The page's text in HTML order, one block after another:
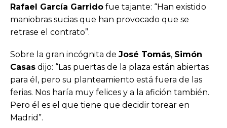
Rafael García Garrido fue tajante: “Han existido
maniobras sucias que han provocado que se
retrase el contrato”.
Sobre la gran incógnita de José Tomás, Simón
Casas dijo: “Las puertas de la plaza están abiertas
para él, pero su planteamiento está fuera de las
ferias. Nos haría muy felices y a la afición también.
Pero él es el que tiene que decidir torear en
Madrid”.